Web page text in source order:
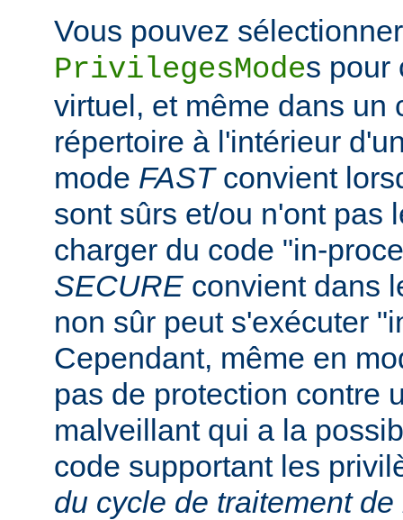
Vous pouvez
PrivilegesModes pour
virtuel, et même dans un
répertoire à l'intérieur
mode FASTconvient
sont sûrs et/ou n'ont pas
charger du code "in-
SECURE convient dans
non sûr peut s'exécuter
Cependant, même en
pas de protection contre
malveillant qui a la
code supportant les
du cycle de traitement